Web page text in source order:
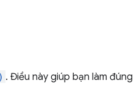
. Điều này giúp bạn làm